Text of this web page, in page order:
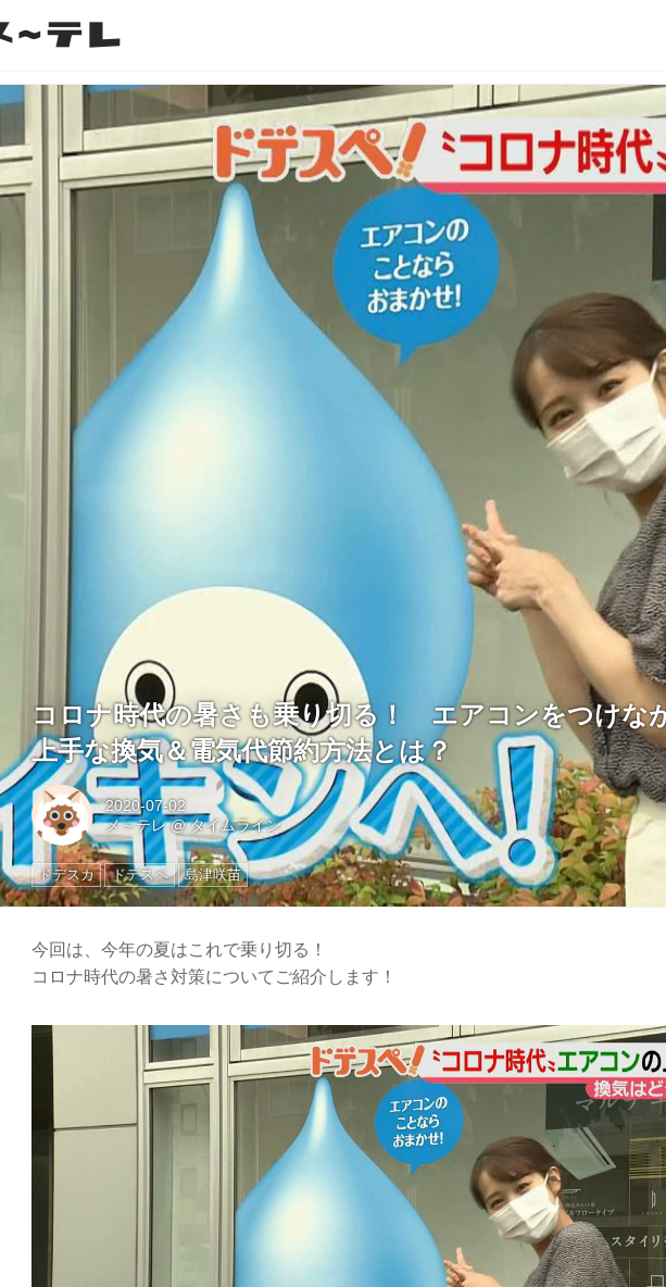
コロナ時代の暑さも乗り切る！ エアコンをつけな
上手な換気＆電気代節約方法とは？
2020-07-02
メ～テレ@タイムライン
ドデスカ ドデスペ 島津咲苗
今回は、今年の夏はこれで乗り切る！
コロナ時代の暑さ対策についてご紹介します！